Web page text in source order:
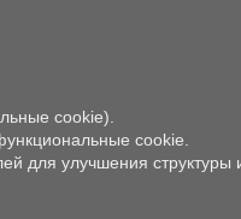
cookie).
cookie.
для улучшения структуры